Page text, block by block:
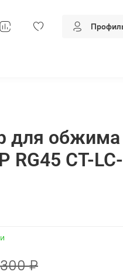
для обжима
RG45 CT-
₽